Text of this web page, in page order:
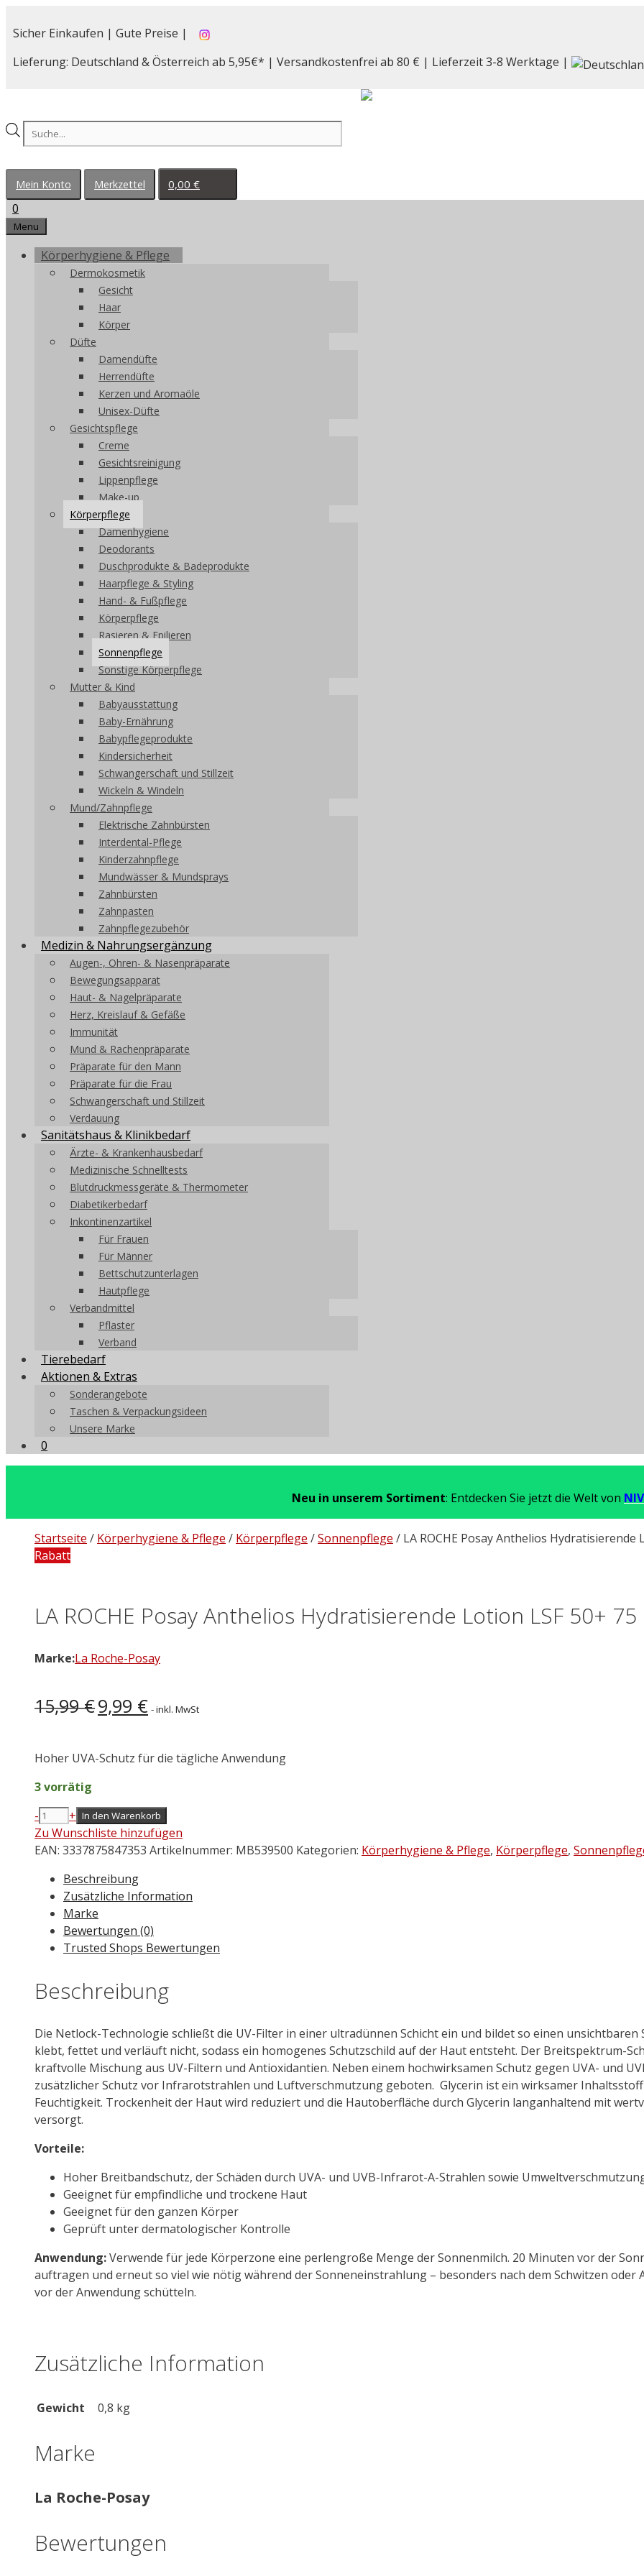
Inhalt
Sicher Einkaufen | Gute Preise |
Lieferung: Deutschland & Österreich ab 5,95€* | Versandkostenfrei ab 80 € | Lieferzeit 3-8 Werktage |
Products
search
Mein Konto Merkzettel 0,00 €
0
Menu
Körperhygiene & Pflege
Dermokosmetik
Gesicht
Haar
Körper
Düfte
Damendüfte
Herrendüfte
Kerzen und Aromaöle
Unisex-Düfte
Gesichtspflege
Creme
Gesichtsreinigung
Lippenpflege
Make-up
Körperpflege
Damenhygiene
Deodorants
Duschprodukte & Badeprodukte
Haarpflege & Styling
Hand- & Fußpflege
Körperpflege
Rasieren & Epilieren
Sonnenpflege
Sonstige Körperpflege
Mutter & Kind
Babyausstattung
Baby-Ernährung
Babypflegeprodukte
Kindersicherheit
Schwangerschaft und Stillzeit
Wickeln & Windeln
Mund/Zahnpflege
Elektrische Zahnbürsten
Interdental-Pflege
Kinderzahnpflege
Mundwässer & Mundsprays
Zahnbürsten
Zahnpasten
Zahnpflegezubehör
Medizin & Nahrungsergänzung
Augen-, Ohren- & Nasenpräparate
Bewegungsapparat
Haut- & Nagelpräparate
Herz, Kreislauf & Gefäße
Immunität
Mund & Rachenpräparate
Präparate für den Mann
Präparate für die Frau
Schwangerschaft und Stillzeit
Verdauung
Sanitätshaus & Klinikbedarf
Ärzte- & Krankenhausbedarf
Medizinische Schnelltests
Blutdruckmessgeräte & Thermometer
Diabetikerbedarf
Inkontinenzartikel
Für Frauen
Für Männer
Bettschutzunterlagen
Hautpflege
Verbandmittel
Pflaster
Verband
Tierebedarf
Aktionen & Extras
Sonderangebote
Taschen & Verpackungsideen
Unsere Marke
0
Neu in unserem Sortiment: Entdecken Sie jetzt die Welt von
Startseite / Körperhygiene & Pflege / Körperpflege /Sonnenpflege / LA ROCHE Posay Anthelios Hydratisierende
Rabatt
LA ROCHE Posay Anthelios Hydratisierende Lotion LSF 50+
Marke:La Roche-Posay
15,99€ Ursprünglicher
Preis
15,99 €
9,99 €Aktueller
Preis
9,99 €.
- inkl. MwSt
Hoher UVA-Schutz für die tägliche Anwendung
3 vorrätig
-
LA
ROCHE
Posay
Anthelios
Hydratisierende
Lotion
LSF
50+
Menge
+ In den Warenkorb
Zu Wunschliste hinzufügen
EAN: 3337875847353 Artikelnummer: MB539500 Kategorien: Körperhygiene & Pflege, Körperpflege,
Beschreibung
Zusätzliche Information
Marke
Bewertungen (0)
Trusted Shops Bewertungen
Beschreibung
Die Netlock-Technologie schließt die UV-Filter in einer ultradünnen Schicht ein und bildet so einen unsichtbaren
klebt, fettet und verläuft nicht, sodass ein homogenes Schutzschild auf der Haut entsteht. Der Breitspektrum-
kraftvolle Mischung aus UV-Filtern und Antioxidantien. Neben einem hochwirksamen Schutz gegen UVA- und
zusätzlicher Schutz vor Infrarotstrahlen und Luftverschmutzung geboten. Glycerin ist ein wirksamer
Feuchtigkeit. Trockenheit der Haut wird reduziert und die Hautoberfläche durch Glycerin langanhaltend mit
versorgt.
Vorteile:
Hoher Breitbandschutz, der Schäden durch UVA- und UVB-Infrarot-A-Strahlen sowie
Geeignet für empfindliche und trockene Haut
Geeignet für den ganzen Körper
Geprüft unter dermatologischer Kontrolle
Anwendung:Verwende für jede Körperzone eine perlengroße Menge der Sonnenmilch. 20 Minuten vor der
auftragen und erneut so viel wie nötig während der Sonneneinstrahlung – besonders nach dem Schwitzen oder
vor der Anwendung schütteln.
Zusätzliche Information
Gewicht 0,8 kg
Marke
La Roche-Posay
Bewertungen